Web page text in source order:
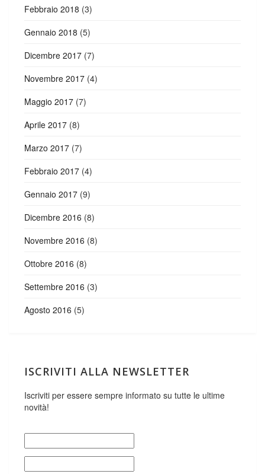
Febbraio 2018 (3)
Gennaio 2018 (5)
Dicembre 2017 (7)
Novembre 2017 (4)
Maggio 2017 (7)
Aprile 2017 (8)
Marzo 2017 (7)
Febbraio 2017 (4)
Gennaio 2017 (9)
Dicembre 2016 (8)
Novembre 2016 (8)
Ottobre 2016 (8)
Settembre 2016 (3)
Agosto 2016 (5)
ISCRIVITI ALLA NEWSLETTER
Iscriviti per essere sempre informato su tutte le ultime
novità!